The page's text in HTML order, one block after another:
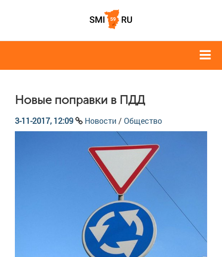
Новые поправки в ПДД
3-11-2017, 12:09 Новости / Общество